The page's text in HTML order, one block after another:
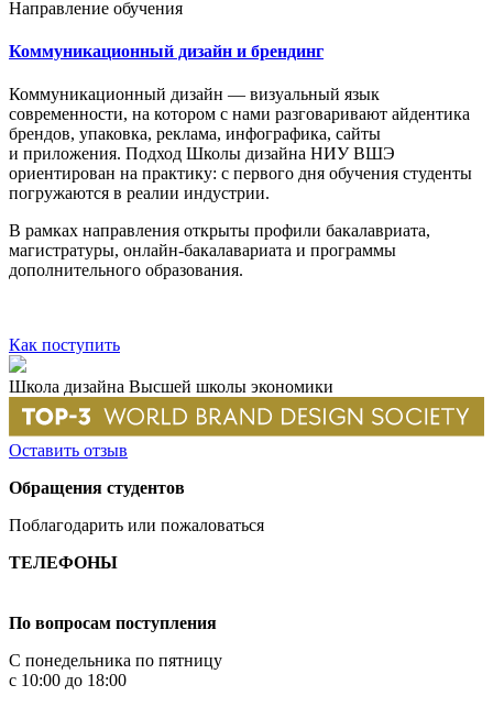
Направление обучения
Коммуникационный дизайн и брендинг
Коммуникационный дизайн — визуальный язык
современности, на котором с нами разговаривают айдентика
брендов, упаковка, реклама, инфографика, сайты
и приложения. Подход Школы дизайна НИУ ВШЭ
ориентирован на практику: с первого дня обучения студенты
погружаются в реалии индустрии.
В рамках направления открыты профили бакалавриата,
магистратуры, онлайн-бакалавариата и программы
дополнительного образования.
Как поступить
Школа дизайна Высшей школы экономики
Оставить отзыв
Обращения студентов
Поблагодарить или пожаловаться
ТЕЛЕФОНЫ
По вопросам поступления
С понедельника по пятницу
с 10:00 до 18:00